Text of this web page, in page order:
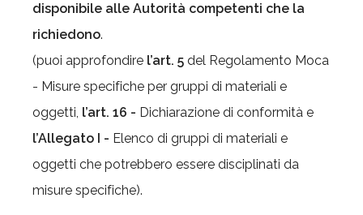
disponibile alle Autorità competenti che la
richiedono.
(puoi approfondire l’art. 5 del Regolamento Moca
- Misure specifiche per gruppi di materiali e
oggetti, l’art. 16 - Dichiarazione di conformità e
l’Allegato I - Elenco di gruppi di materiali e
oggetti che potrebbero essere disciplinati da
misure specifiche).